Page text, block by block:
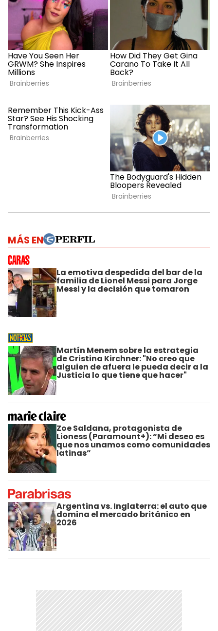
MÁS EN
La emotiva despedida del bar de la
familia de Lionel Messi para Jorge
Messi y la decisión que tomaron
Martín Menem sobre la estrategia
de Cristina Kirchner: "No creo que
alguien de afuera le pueda decir a la
Justicia lo que tiene que hacer"
Zoe Saldana, protagonista de
Lioness (Paramount+): “Mi deseo es
que nos unamos como comunidades
latinas”
Argentina vs. Inglaterra: el auto que
domina el mercado británico en
2026